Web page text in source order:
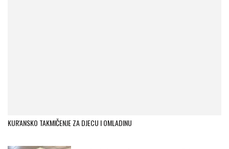
KUR'ANSKO TAKMIČENJE ZA DJECU I OMLADINU